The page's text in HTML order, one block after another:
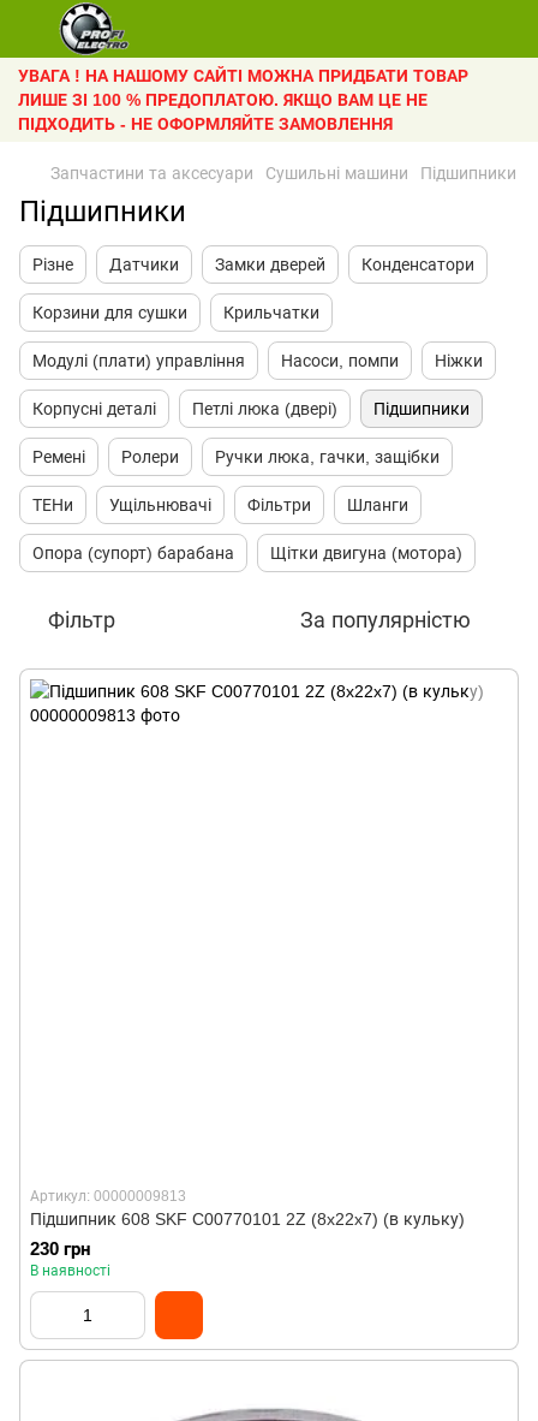
УВАГА ! НА НАШОМУ САЙТІ МОЖНА ПРИДБАТИ ТОВАР
ЛИШЕ ЗІ 100 % ПРЕДОПЛАТОЮ. ЯКЩО ВАМ ЦЕ НЕ
ПІДХОДИТЬ - НЕ ОФОРМЛЯЙТЕ ЗАМОВЛЕННЯ
Запчастини та аксесуари Сушильні машини Підшипники
Підшипники
Різне Датчики Замки дверей Конденсатори
Корзини для сушки Крильчатки
Модулі (плати) управління Насоси, помпи Ніжки
Корпусні деталі Петлі люка (двері) Підшипники
Ремені Ролери Ручки люка, гачки, защібки
ТЕНи Ущільнювачі Фільтри Шланги
Опора (супорт) барабана Щітки двигуна (мотора)
Фільтр За популярністю
Артикул: 00000009813
Підшипник 608 SKF C00770101 2Z (8x22x7) (в кульку)
230 грн
В наявності